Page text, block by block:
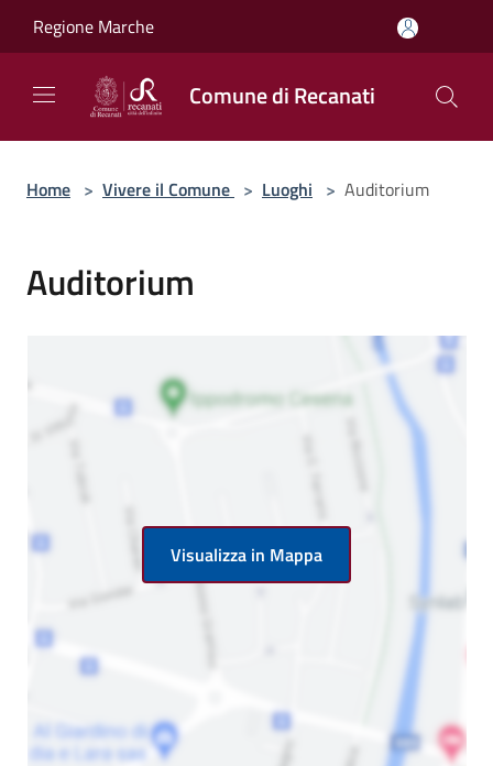
Regione Marche
Comune di Recanati
Home > Vivere il Comune > Luoghi > Auditorium
Auditorium
Visualizza in Mappa